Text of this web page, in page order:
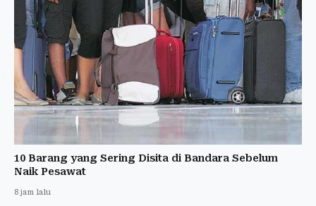
10 Barang yang Sering Disita di Bandara Sebelum
Naik Pesawat
8 jam lalu